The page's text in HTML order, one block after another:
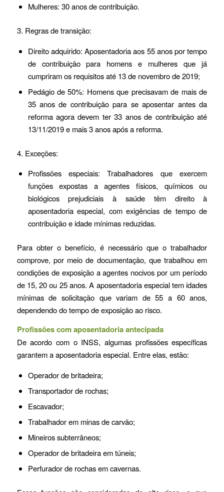
Mulheres: 30 anos de contribuição.
3. Regras de transição:
Direito adquirido: Aposentadoria aos 55 anos por tempo
de contribuição para homens e mulheres que já
cumpriram os requisitos até 13 de novembro de 2019;
Pedágio de 50%: Homens que precisavam de mais de
35 anos de contribuição para se aposentar antes da
reforma agora devem ter 33 anos de contribuição até
13/11/2019 e mais 3 anos após a reforma.
4. Exceções:
Profissões especiais: Trabalhadores que exercem
funções expostas a agentes físicos, químicos ou
biológicos prejudiciais à saúde têm direito à
aposentadoria especial, com exigências de tempo de
contribuição e idade mínimas reduzidas.
Para obter o benefício, é necessário que o trabalhador
comprove, por meio de documentação, que trabalhou em
condições de exposição a agentes nocivos por um período
de 15, 20 ou 25 anos. A aposentadoria especial tem idades
mínimas de solicitação que variam de 55 a 60 anos,
dependendo do tempo de exposição ao risco.
Profissões com aposentadoria antecipada
De acordo com o INSS, algumas profissões específicas
garantem a aposentadoria especial. Entre elas, estão:
Operador de britadeira;
Transportador de rochas;
Escavador;
Trabalhador em minas de carvão;
Mineiros subterrâneos;
Operador de britadeira em túneis;
Perfurador de rochas em cavernas.